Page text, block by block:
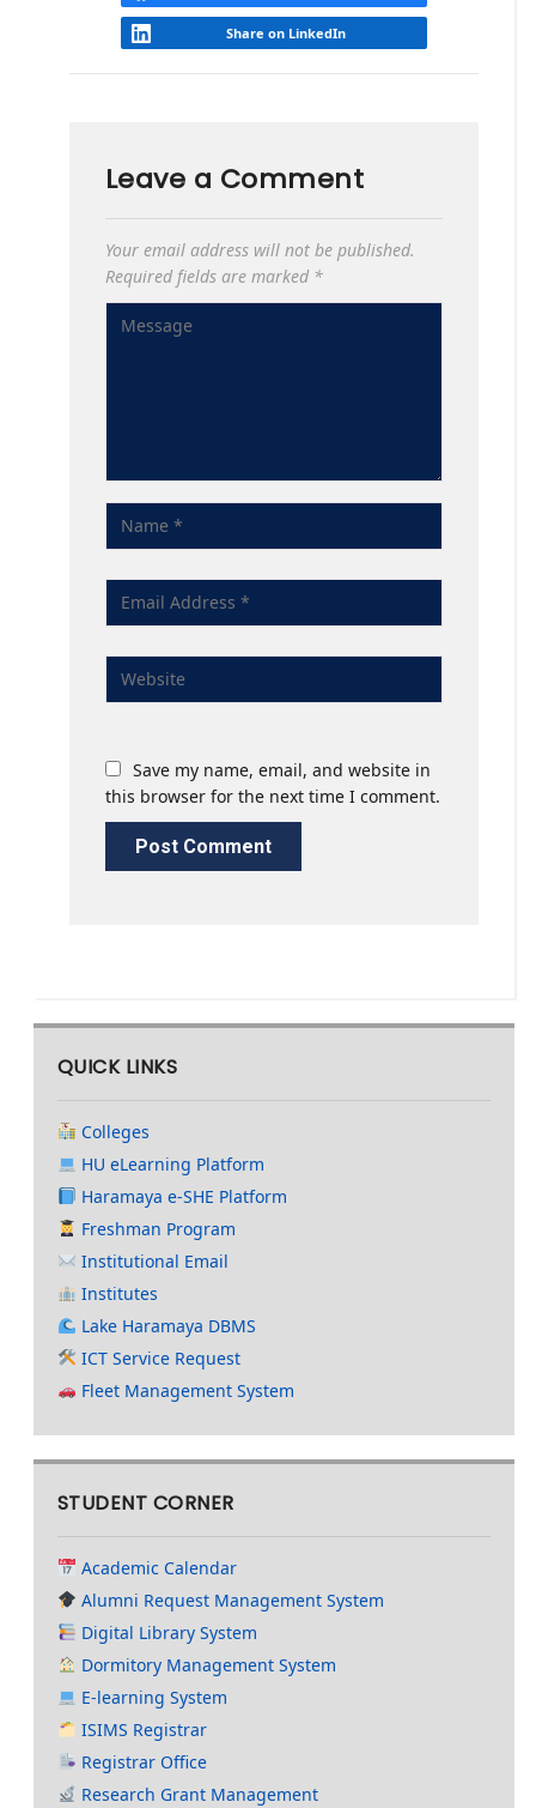
Share on LinkedIn
Leave a Comment
Your email address will not be published.
Required fields are marked *
Save my name, email, and website in
this browser for the next time I comment.
QUICK LINKS
Colleges
HU eLearning Platform
Haramaya e-SHE Platform
Freshman Program
Institutional Email
Institutes
Lake Haramaya DBMS
ICT Service Request
Fleet Management System
STUDENT CORNER
Academic Calendar
Alumni Request Management System
Digital Library System
Dormitory Management System
E-learning System
ISIMS Registrar
Registrar Office
Research Grant Management